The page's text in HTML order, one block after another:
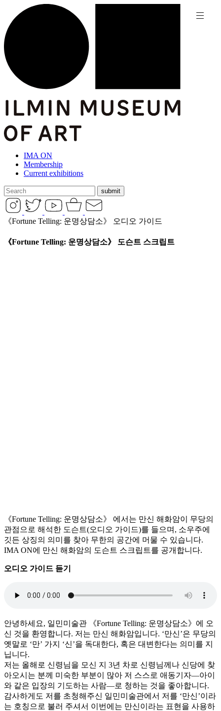
IMA ON
Membership
Current exhibitions
《Fortune Telling: 운명상담소》 오디오 가이드
《Fortune Telling: 운명상담소》 도슨트 스크립트
《Fortune Telling: 운명상담소》
에서는 만신 해화암이 무당의
관점으로 해석한 도슨트(오디오 가이드)를 들으며, 소우주에
깃든 상징의 의미를 찾아 무한의 공간에 머물 수 있습니다.
IMA ON에 만신 해화암의 도슨트 스크립트를 공개합니다.
오디오 가이드 듣기
안녕하세요, 일민미술관 《Fortune Telling: 운명상담소》 에 오
신 것을 환영합니다. 저는 만신 해화암입니다. ‘만신’은 무당의
옛말로 ‘만’ 가지 ‘신’을 독대한다, 혹은 대변한다는 의미를 지
닙니다.
저는 올해로 신령님을 모신 지 3년 차로 신령님께나 신당에 찾
아오시는 분께 미숙한 부분이 많아 저 스스로 애동기자―아이
와 같은 입장의 기도하는 사람―로 청하는 것을 좋아합니다.
감사하게도 저를 초청해주신 일민미술관에서 저를 ‘만신’이라
는 호칭으로 불러 주셔서 이번에는 만신이라는 표현을 사용하